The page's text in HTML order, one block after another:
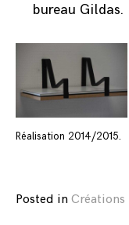
bureau Gildas.
Réalisation 2014/2015.
Posted in